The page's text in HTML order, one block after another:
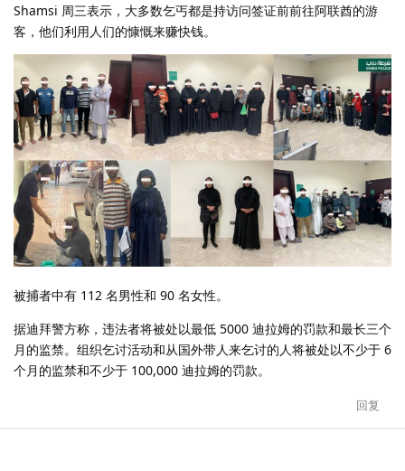
Shamsi 周三表示，大多数乞丐都是持访问签证前前往阿联酋的游
客，他们利用人们的慷慨来赚快钱。
被捕者中有 112 名男性和 90 名女性。
据迪拜警方称，违法者将被处以最低 5000 迪拉姆的罚款和最长三个
月的监禁。组织乞讨活动和从国外带人来乞讨的人将被处以不少于 6
个月的监禁和不少于 100,000 迪拉姆的罚款。
回复